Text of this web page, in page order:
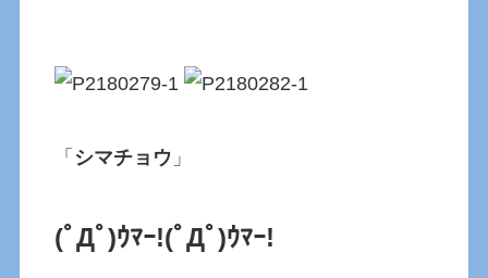
「 シマチョウ 」
(ﾟДﾟ)ｳﾏｰ!(ﾟДﾟ)ｳﾏｰ!